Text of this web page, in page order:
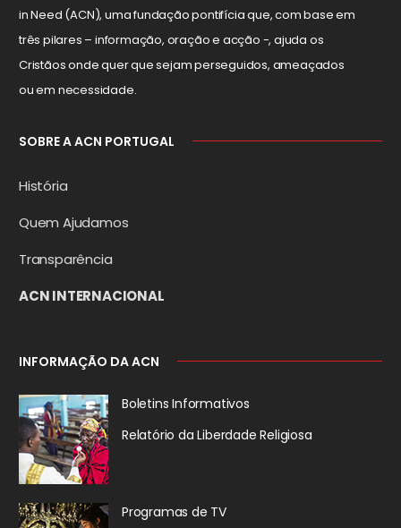
in Need (ACN), uma fundação pontifícia que, com base em
três pilares – informação, oração e acção -, ajuda os
Cristãos onde quer que sejam perseguidos, ameaçados
ou em necessidade.
SOBRE A ACN PORTUGAL
História
Quem Ajudamos
Transparência
ACN INTERNACIONAL
INFORMAÇÃO DA ACN
Boletins Informativos
Relatório da Liberdade Religiosa
Programas de TV